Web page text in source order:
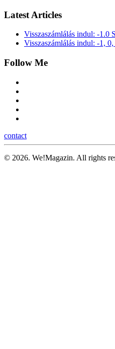
Latest Articles
Visszaszámlálás indul: -1.0
Visszaszámlálás indul: -1,
Follow Me
contact
© 2026. We!Magazin. All rights